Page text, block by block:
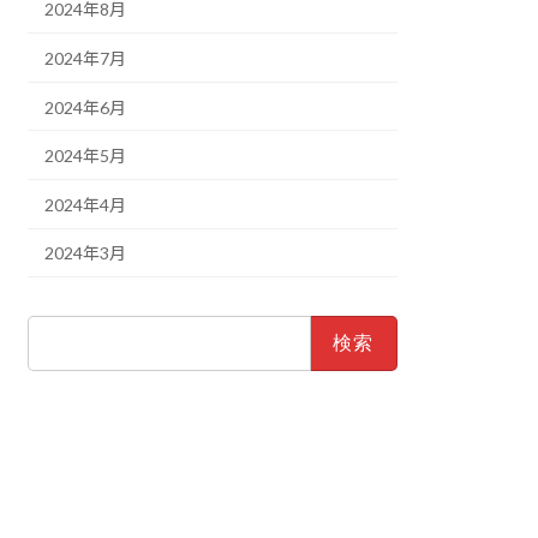
2024年8月
2024年7月
2024年6月
2024年5月
2024年4月
2024年3月